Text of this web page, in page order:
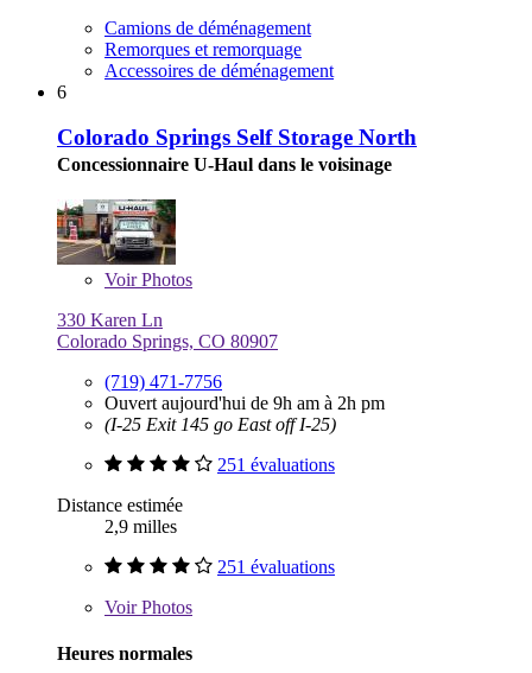
Camions de déménagement
Remorques et remorquage
Accessoires de déménagement
6
Colorado Springs Self Storage North
Concessionnaire U-Haul dans le voisinage
VoirPhotos
330 Karen Ln
Colorado Springs, CO 80907
(719) 471-7756
Ouvert aujourd'hui de 9h am à 2h pm
(I-25 Exit 145 go East off I-25)
251 évaluations
Distance estimée
2,9 milles
251 évaluations
VoirPhotos
Heures normales